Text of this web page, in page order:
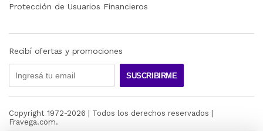
Protección de Usuarios Financieros
Recibí ofertas y promociones
SUSCRIBIRME
Copyright 1972-2026 | Todos los derechos reservados |
Fravega.com.